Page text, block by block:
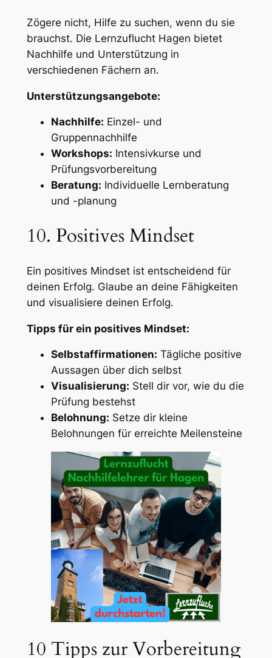
Zögere nicht, Hilfe zu suchen, wenn du sie
brauchst. Die Lernzuflucht Hagen bietet
Nachhilfe und Unterstützung in
verschiedenen Fächern an.
Unterstützungsangebote:
Nachhilfe: Einzel- und
Gruppennachhilfe
Workshops: Intensivkurse und
Prüfungsvorbereitung
Beratung: Individuelle Lernberatung
und -planung
10. Positives Mindset
Ein positives Mindset ist entscheidend für
deinen Erfolg. Glaube an deine Fähigkeiten
und visualisiere deinen Erfolg.
Tipps für ein positives Mindset:
Selbstaffirmationen: Tägliche positive
Aussagen über dich selbst
Visualisierung: Stell dir vor, wie du die
Prüfung bestehst
Belohnung: Setze dir kleine
Belohnungen für erreichte Meilensteine
10 Tipps zur Vorbereitung